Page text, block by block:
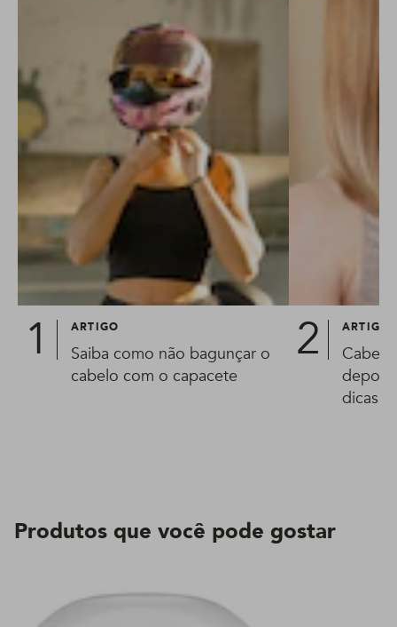
ARTIGO
Saiba como não bagunçar o
cabelo com o capacete
ARTIGO
depois
dicas
Produtos que você pode gostar